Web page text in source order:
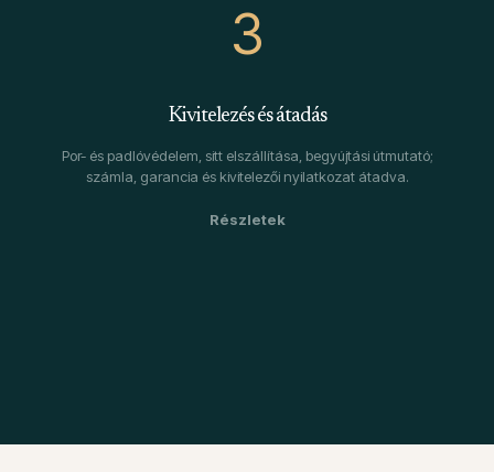
3
Kivitelezés és átadás
Por- és padlóvédelem, sitt elszállítása, begyújtási útmutató;
számla, garancia és kivitelezői nyilatkozat átadva.